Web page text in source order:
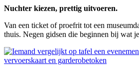
Nuchter kiezen, prettig uitvoeren.
Van een ticket of proefrit tot een
thuis. Negen gidsen die beginnen bij wat